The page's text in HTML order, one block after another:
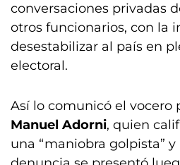
conversaciones privadas
otros funcionarios, con la
desestabilizar al país en
electoral.
Así lo comunicó el vocero
Manuel Adorni, quien
una “maniobra golpista”